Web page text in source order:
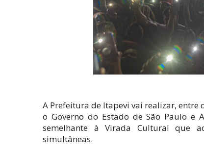
A Prefeitura de Itapevi vai realizar, entre
o Governo do Estado de São Paulo e
semelhante à Virada Cultural que
simultâneas.